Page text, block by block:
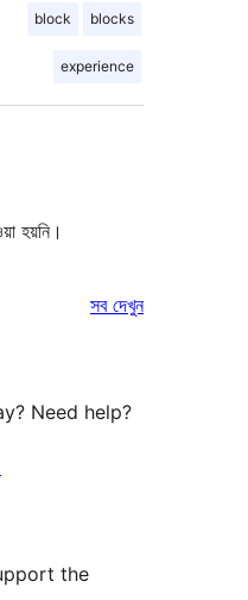
block blocks
experience
হয়নি।
সবরিভিউ
দেখুন
Need help?
the